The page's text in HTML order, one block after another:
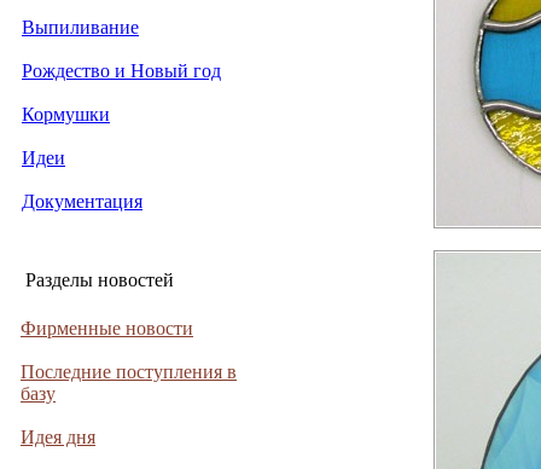
Выпиливание
Рождество и Новый год
Кормушки
Идеи
Документация
Разделы новостей
Фирменные новости
Последние поступления в
базу
Идея дня